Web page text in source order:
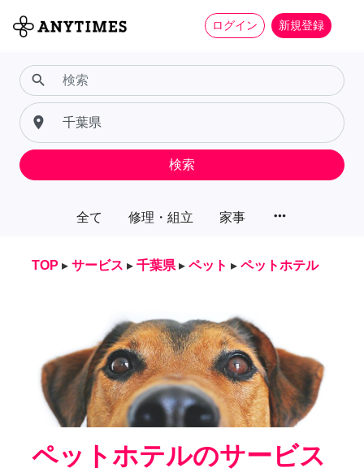
ログイン 新規登録
全て 修理・組立 家事 more_horiz
search
place
検索
TOP ▸ サービス ▸ 千葉県 ▸ ペット ▸ ペットホテル
ペットホテルのサービス